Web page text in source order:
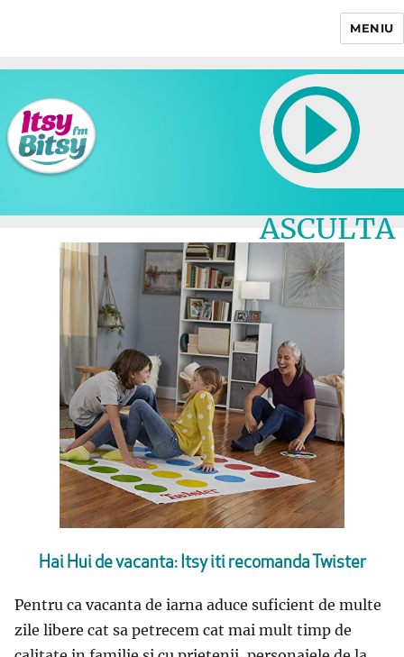
MENIU
ASCULTA
LIVE
Hai Hui de vacanta: Itsy iti recomanda Twister
Pentru ca vacanta de iarna aduce suficient de multe
zile libere cat sa petrecem cat mai mult timp de